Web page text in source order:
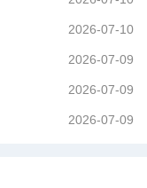
2026-07-10
2026-07-09
2026-07-09
2026-07-09